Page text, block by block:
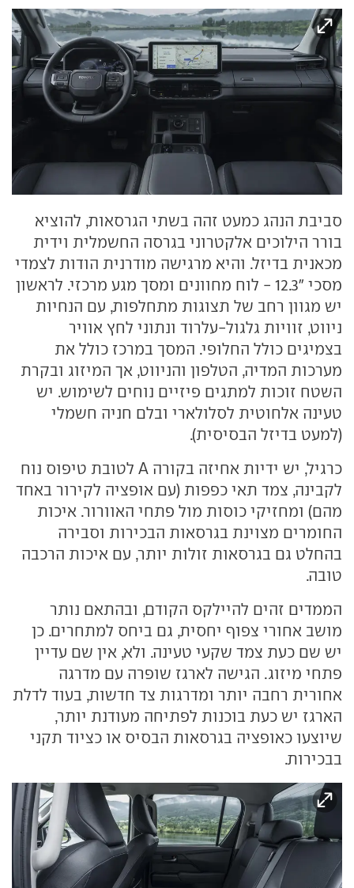
סביבת הנהג כמעט זהה בשתי הגרסאות, להוציא
בורר הילוכים אלקטרוני בגרסה החשמלית וידית
מכאנית בדיזל. והיא מרגישה מודרנית הודות לצמדי
מסכי "12.3 - לוח מחוונים ומסך מגע מרכזי. לראשון
יש מגוון רחב של תצוגות מתחלפות, עם הנחיות
ניווט, זוויות גלגול-עלרוד ונתוני לחץ אוויר
בצמיגים כולל החלופי. המסך במרכז כולל את
מערכות המדיה, הטלפון והניווט, אך המיזוג ובקרת
השטח זוכות למתגים פיזיים נוחים לשימוש. יש
טעינה אלחוטית לסלולארי ובלם חניה חשמלי
(למעט בדיזל הבסיסית).
כרגיל, יש ידיות אחיזה בקורה A לטובת טיפוס נוח
לקבינה, צמד תאי כפפות (עם אופציה לקירור באחד
מהם) ומחזיקי כוסות מול פתחי האוורור. איכות
החומרים מצוינת בגרסאות הבכירות וסבירה
בהחלט גם בגרסאות זולות יותר, עם איכות הרכבה
טובה.
הממדים זהים להיילקס הקודם, ובהתאם נותר
מושב אחורי צפוף יחסית, גם ביחס למתחרים. כן
יש שם כעת צמד שקעי טעינה. ולא, אין שם עדיין
פתחי מיזוג. הגישה לארגז שופרה עם מדרגה
אחורית רחבה יותר ומדרגות צד חדשות, בעוד לדלת
הארגז יש כעת בוכנות לפתיחה מעודנת יותר,
שיוצעו כאופציה בגרסאות הבסיס או כציוד תקני
בבכירות.